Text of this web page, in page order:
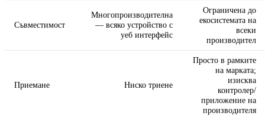
Съвместимост
Многопроизводителна
— всяко устройство с
уеб интерфейс
Ограничена до
екосистемата на
всеки
производител
Приемане Ниско триене
Просто в рамките
на марката;
изисква
контролер/
приложение на
производителя